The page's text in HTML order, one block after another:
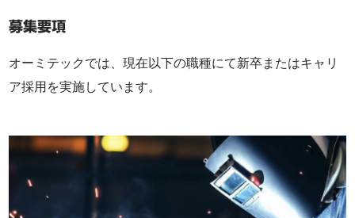
募集要項
オーミテックでは、現在以下の職種にて新卒またはキャリ
ア採用を実施しています。